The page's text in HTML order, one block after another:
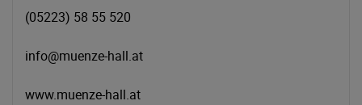
(05223) 58 55 520
info@muenze-hall.at
www.muenze-hall.at